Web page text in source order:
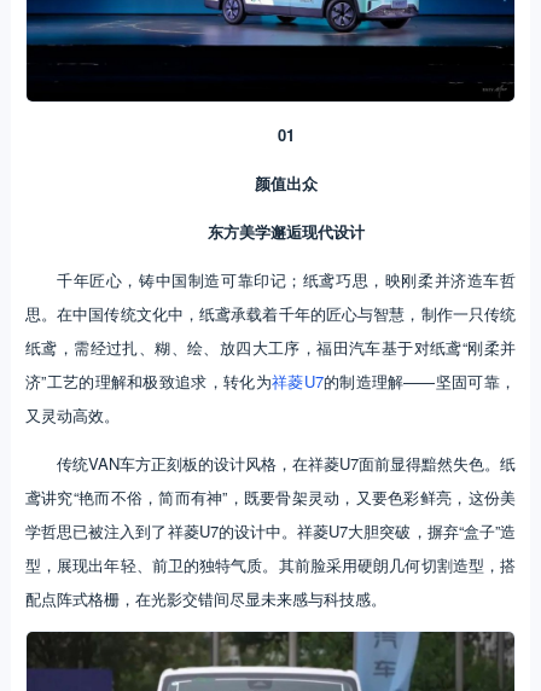
01
颜值出众
东方美学邂逅现代设计
千年匠心，铸中国制造可靠印记；纸鸢巧思，映刚柔并济造车哲
思。在中国传统文化中，纸鸢承载着千年的匠心与智慧，制作一只传统
纸鸢，需经过扎、糊、绘、放四大工序，福田汽车基于对纸鸢“刚柔并
济”工艺的理解和极致追求，转化为祥菱U7的制造理解——坚固可靠，
又灵动高效。
传统VAN车方正刻板的设计风格，在祥菱U7面前显得黯然失色。纸
鸢讲究“艳而不俗，简而有神”，既要骨架灵动，又要色彩鲜亮，这份美
学哲思已被注入到了祥菱U7的设计中。祥菱U7大胆突破，摒弃“盒子”造
型，展现出年轻、前卫的独特气质。其前脸采用硬朗几何切割造型，搭
配点阵式格栅，在光影交错间尽显未来感与科技感。